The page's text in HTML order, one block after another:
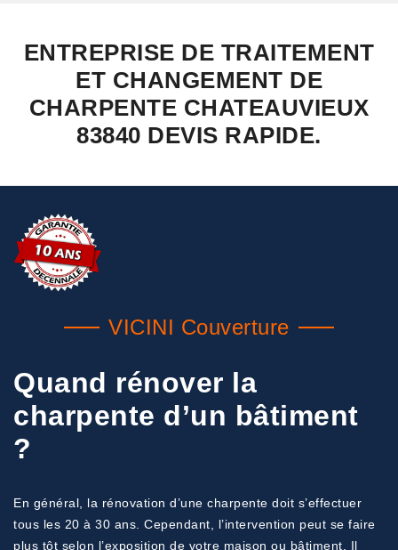
ENTREPRISE DE TRAITEMENT
ET CHANGEMENT DE
CHARPENTE CHATEAUVIEUX
83840 DEVIS RAPIDE.
VICINI Couverture
Quand rénover la
charpente d’un bâtiment
?
En général, la rénovation d’une charpente doit s’effectuer
tous les 20 à 30 ans. Cependant, l’intervention peut se faire
plus tôt selon l’exposition de votre maison ou bâtiment. Il